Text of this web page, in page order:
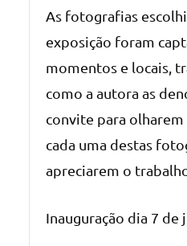
As fotografias
exposição foram
momentos e locais,
como a autora as
convite para olharem
cada uma destas
apreciarem o
Inauguração dia 7 de